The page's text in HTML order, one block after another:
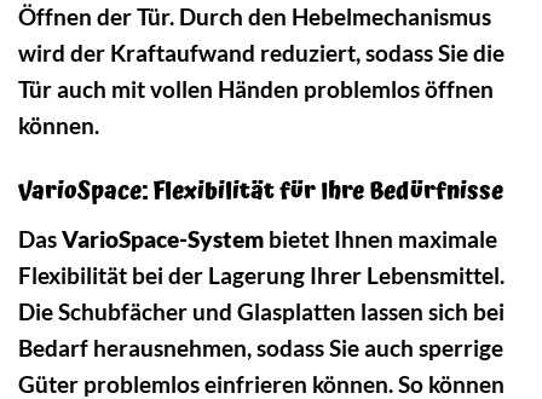
Öffnen der Tür. Durch den Hebelmechanismus
wird der Kraftaufwand reduziert, sodass Sie die
Tür auch mit vollen Händen problemlos öffnen
können.
VarioSpace: Flexibilität für Ihre Bedürfnisse
DasVarioSpace-System bietet Ihnen maximale
Flexibilität bei der Lagerung Ihrer Lebensmittel.
Die Schubfächer und Glasplatten lassen sich bei
Bedarf herausnehmen, sodass Sie auch sperrige
Güter problemlos einfrieren können. So können